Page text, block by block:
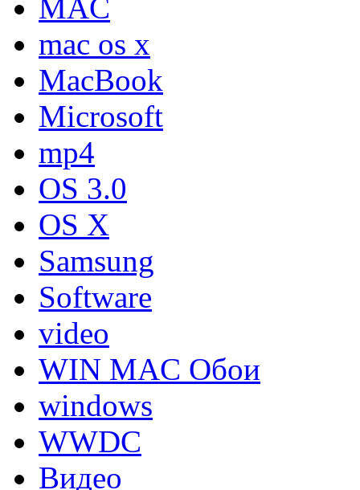
MAC
mac os x
MacBook
Microsoft
mp4
OS 3.0
OS X
Samsung
Software
video
WIN MAC Обои
windows
WWDC
Видео